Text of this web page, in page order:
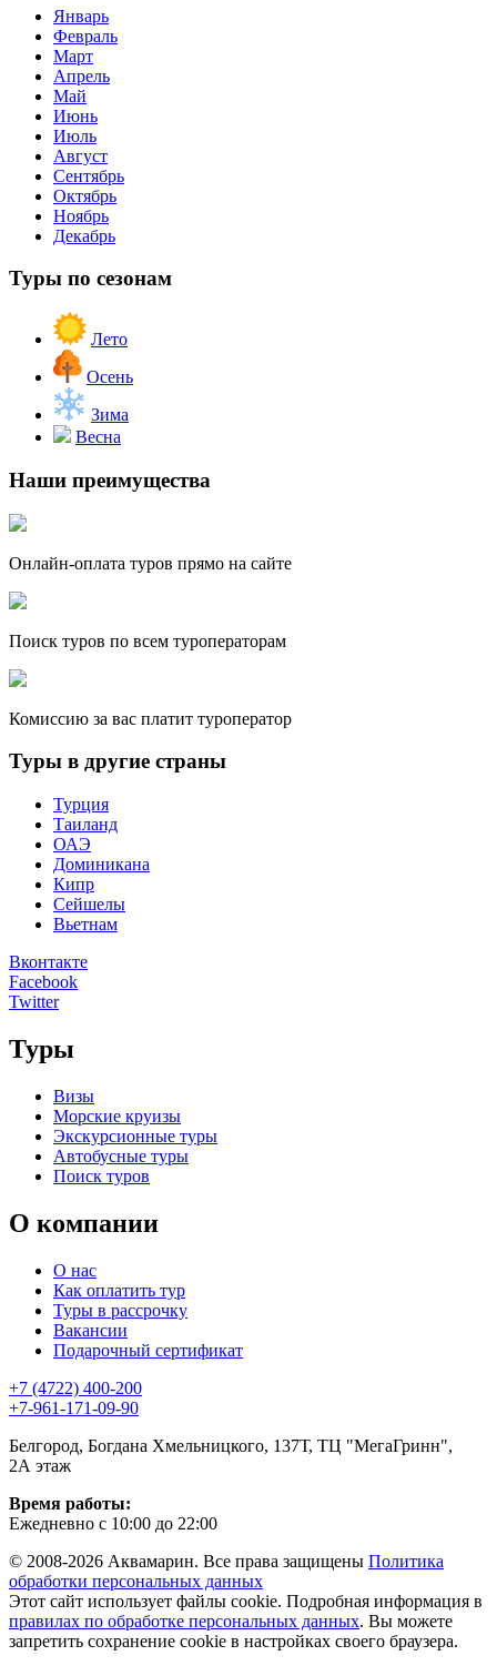
Январь
Февраль
Март
Апрель
Май
Июнь
Июль
Август
Сентябрь
Октябрь
Ноябрь
Декабрь
Туры по сезонам
Лето
Осень
Зима
Весна
Наши преимущества
Онлайн-оплата туров прямо на сайте
Поиск туров по всем туроператорам
Комиссию за вас платит туроператор
Туры в другие страны
Турция
Таиланд
ОАЭ
Доминикана
Кипр
Сейшелы
Вьетнам
Вконтакте
Facebook
Twitter
Туры
Визы
Морские круизы
Экскурсионные туры
Автобусные туры
Поиск туров
О компании
О нас
Как оплатить тур
Туры в рассрочку
Вакансии
Подарочный сертификат
+7 (4722) 400-200
+7-961-171-09-90
Белгород, Богдана Хмельницкого, 137Т, ТЦ "МегаГринн",
2А этаж
Время работы:
Ежедневно с 10:00 до 22:00
© 2008-2026 Аквамарин. Все права защищены Политика
обработки персональных данных
Этот сайт использует файлы cookie. Подробная информация в
правилах по обработке персональных данных. Вы можете
запретить сохранение cookie в настройках своего браузера.